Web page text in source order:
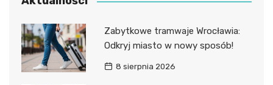
Zabytkowe tramwaje Wrocławia:
Odkryj miasto w nowy sposób!
8 sierpnia 2026